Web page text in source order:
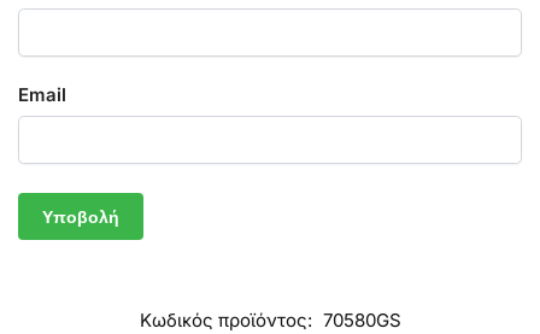
Email
Κωδικός προϊόντος: 70580GS